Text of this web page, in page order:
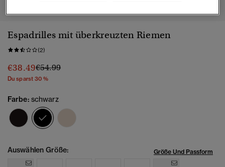
Espadrilles mit überkreuzten Riemen
(2)
€38.49Preis wurde reduziert von
€54.99bis
Du sparst 30 %
Farbe: schwarz
Ausgewählt
Auswählen Größe: Größe Und Passform